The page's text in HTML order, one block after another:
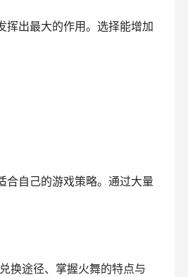
挥出最大的作用。选择能增加
合自己的游戏策略。通过大量
换途径、掌握火舞的特点与